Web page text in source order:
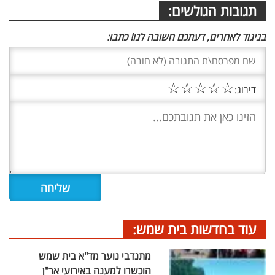
תגובות הגולשים:
בניגוד לאחרים, דעתכם חשובה לנו! כתבו:
דירוג:☆
☆
☆
☆
☆
עוד בחדשות בית שמש:
מתנדבי נוער מד"א בית שמש
הוכשרו למענה באירועי אר"ן